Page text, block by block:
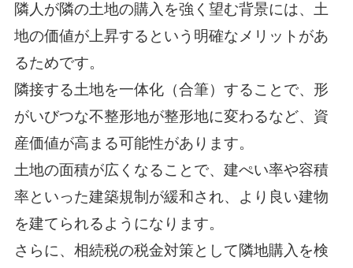
隣人が隣の土地の購入を強く望む背景には、土
地の価値が上昇するという明確なメリットがあ
るためです。
隣接する土地を一体化（合筆）することで、形
がいびつな不整形地が整形地に変わるなど、資
産価値が高まる可能性があります。
土地の面積が広くなることで、建ぺい率や容積
率といった建築規制が緩和され、より良い建物
を建てられるようになります。
さらに、相続税の税金対策として隣地購入を検